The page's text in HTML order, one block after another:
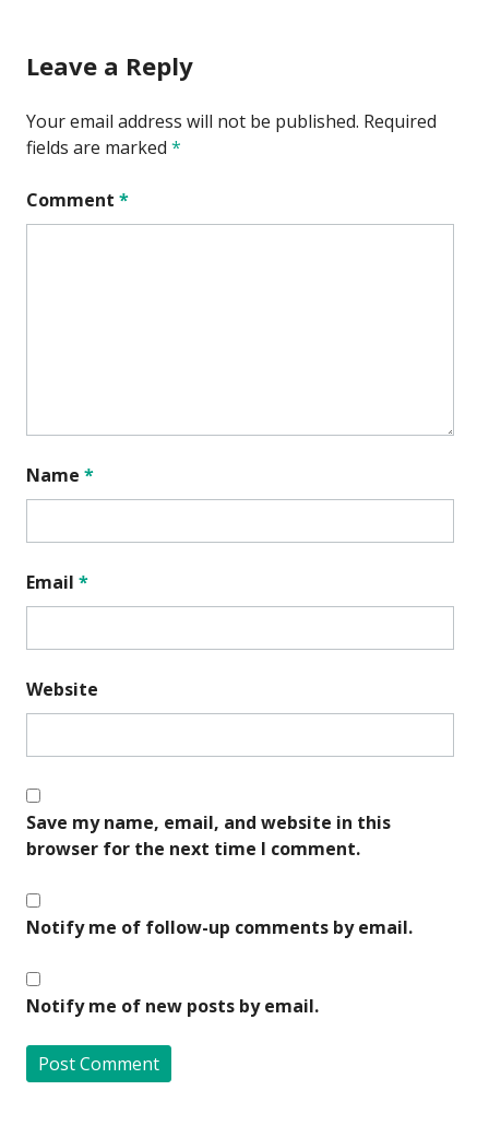
Leave a Reply
Your email address will not be published. Required
fields are marked *
Comment *
Name *
Email *
Website
Save my name, email, and website in this
browser for the next time I comment.
Notify me of follow-up comments by email.
Notify me of new posts by email.